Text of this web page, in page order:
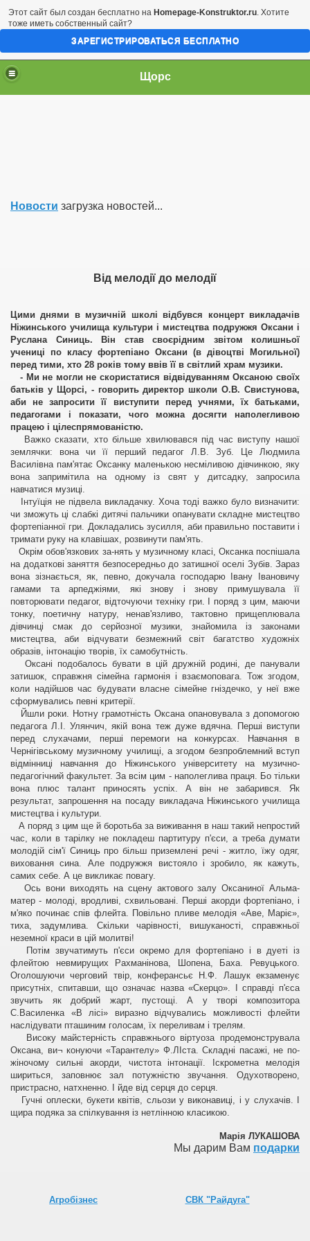
Щорс
Новости загрузка новостей...
Від мелодії до мелодії
Цими днями в музичній школі відбувся концерт викладачів
Ніжинського училища культури і мистецтва подружжя Оксани і
Руслана Синиць. Він став своєрідним звітом колишньої
учениці по класу фортепіано Оксани (в дівоцтві Могильної)
перед тими, хто 28 років тому ввів її в світлий храм музики.
- Ми не могли не скористатися відвідуванням Оксаною своїх
батьків у Щорсі, - говорить директор школи О.В. Свистунова,
аби не запросити її виступити перед учнями, їх батьками,
педагогами і показати, чого можна досягти наполегливою
працею і цілеспрямованістю.
Важко сказати, хто більше хвилювався під час виступу нашої
землячки: вона чи її перший педагог Л.В. Зуб. Це Людмила
Василівна пам'ятає Оксанку маленькою несміливою дівчинкою, яку
вона запримітила на одному із свят у дитсадку, запросила
навчатися музиці.
Інтуїція не підвела викладачку. Хоча тоді важко було визначити:
чи зможуть ці слабкі дитячі пальчики опанувати складне мистецтво
фортепіанної гри. Докладались зусилля, аби правильно поставити і
тримати руку на клавішах, розвинути пам'ять.
Окрім обов'язкових за-нять у музичному класі, Оксанка поспішала
на додаткові заняття безпосередньо до затишної оселі Зубів. Зараз
вона зізнається, як, певно, докучала господарю Івану Івановичу
гамами та арпеджіями, які знову і знову примушувала її
повторювати педагог, відточуючи техніку гри. І поряд з цим, маючи
тонку, поетичну натуру, ненав'язливо, тактовно прищеплювала
дівчинці смак до серйозної музики, знайомила із законами
мистецтва, аби відчувати безмежний світ багатство художніх
образів, інтонацію творів, їх самобутність.
Оксані подобалось бувати в цій дружній родині, де панували
затишок, справжня сімейна гармонія і взаємоповага. Тож згодом,
коли надійшов час будувати власне сімейне гніздечко, у неї вже
сформувались певні критерії.
Йшли роки. Нотну грамотність Оксана опановувала з допомогою
педагога Л.І. Улянчич, якій вона теж дуже вдячна. Перші виступи
перед слухачами, перші перемоги на конкурсах. Навчання в
Чернігівському музичному училищі, а згодом безпроблемний вступ
відмінниці навчання до Ніжинського університету на музично-
педагогічний факультет. За всім цим - наполеглива праця. Бо тільки
вона плюс талант приносять успіх. А він не забарився. Як
результат, запрошення на посаду викладача Ніжинського училища
мистецтва і культури.
А поряд з цим ще й боротьба за виживання в наш такий непростий
час, коли в тарілку не покладеш партитуру п'єси, а треба думати
молодій сім'ї Синиць про більш приземлені речі - житло, їжу одяг,
виховання сина. Але подружжя вистояло і зробило, як кажуть,
самих себе. А це викликає повагу.
Ось вони виходять на сцену актового залу Оксаниної Альма-
матер - молоді, вродливі, схвильовані. Перші акорди фортепіано, і
м'яко починає спів флейта. Повільно пливе мелодія «Аве, Маріє»,
тиха, задумлива. Скільки чарівності, вишуканості, справжньої
неземної краси в цій молитві!
Потім звучатимуть п'єси окремо для фортепіано і в дуеті із
флейтою невмирущих Рахманінова, Шопена, Баха. Ревуцького.
Оголошуючи черговий твір, конферансьє Н.Ф. Лашук екзаменує
присутніх, спитавши, що означає назва «Скерцо». І справді п'єса
звучить як добрий жарт, пустощі. А у творі композитора
С.Василенка «В лісі» виразно відчувались можливості флейти
наслідувати пташиним голосам, їх переливам і трелям.
Високу майстерність справжнього віртуоза продемонструвала
Оксана, ви¬ конуючи «Тарантелу» Ф.ЛІста. Складні пасажі, не по-
жіночому сильні акорди, чистота інтонації. Іскрометна мелодія
шириться, заповнює зал потужністю звучання. Одухотворено,
пристрасно, натхненно. І йде від серця до серця.
Гучні оплески, букети квітів, сльози у виконавиці, і у слухачів. І
щира подяка за спілкування із нетлінною класикою.
Марія ЛУКАШОВА
Мы дарим Вам подарки
Агробізнес СВК "Райдуга"
Этот сайт был создан бесплатно на Homepage-Konstruktor.ru. Хотите
тоже иметь собственный сайт?
ЗАРЕГИСТРИРОВАТЬСЯ БЕСПЛАТНО